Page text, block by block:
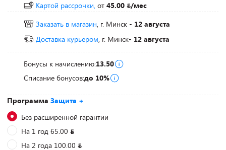
Программа Защита +
Без расширенной гарантии
На 1 год 65.00
На 2 года 100.00
Картой рассрочки, от 45.00
/мес
Заказать в магазин, г. Минск - 12 августа
Доставка курьером, г. Минск- 12 августа
Бонусы к начислению:13.50
Списание бонусов:до 10%